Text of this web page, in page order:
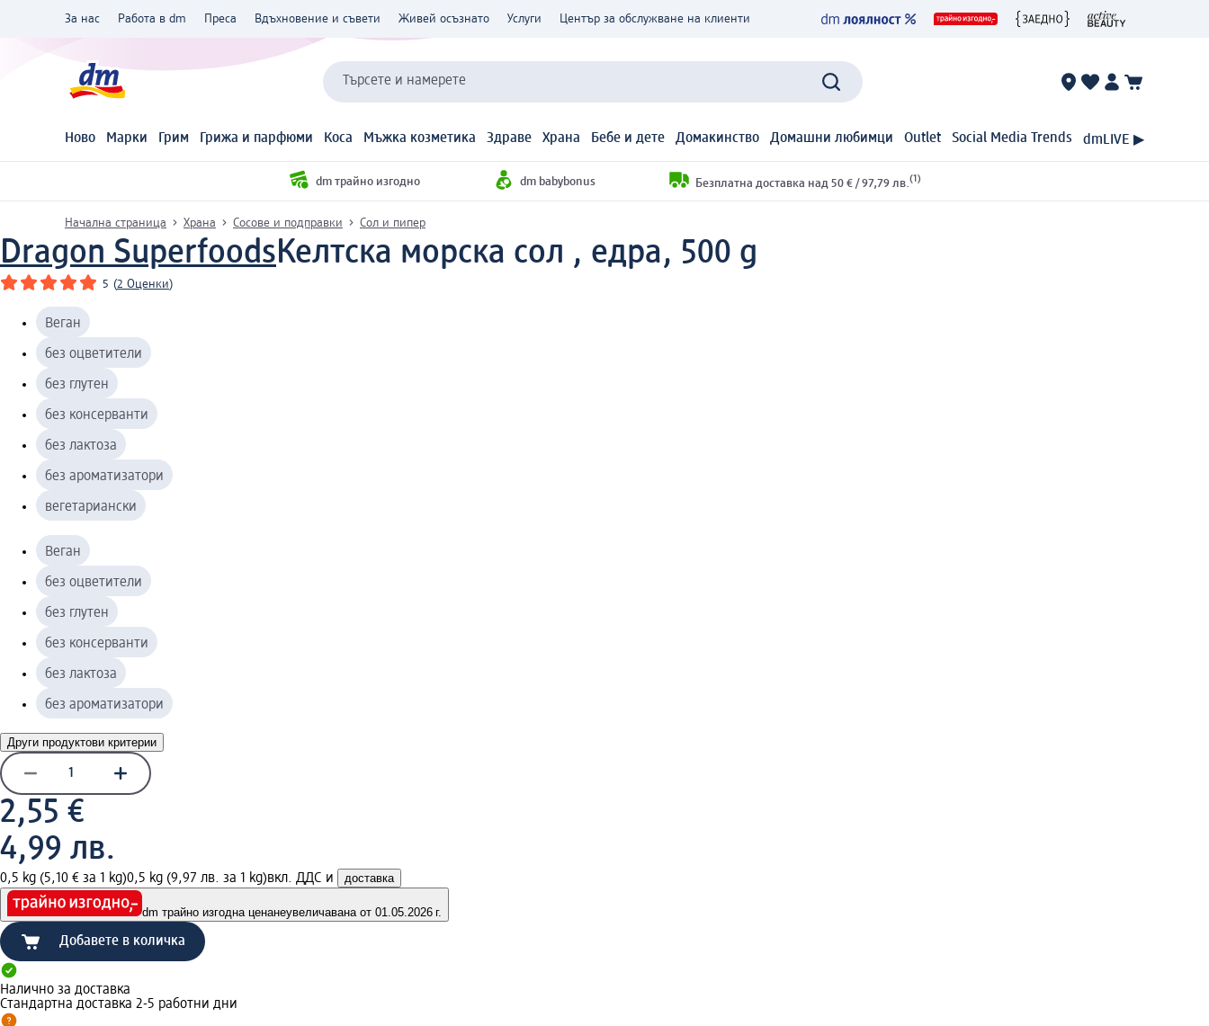
За нас Работа в dm Преса Вдъхновение и съвети Живей осъзнато Услуги Център за обслужване на клиенти
Търсете и намерете
Ново Марки Грим Грижа и парфюми Коса Мъжка козметика Здраве Храна Бебе и дете Домакинство Домашни любимци Outlet Social Media Trends dmLIVE ▶
dm трайно изгодно dm babybonus Безплатна доставка над 50 € / 97,79 лв. (1)
Начална страница Храна Сосове и подправки Сол и пипер
Dragon SuperfoodsКелтска морска сол , едра, 500 g
5 (2 Оценки)
Веган
без оцветители
без глутен
без консерванти
без лактоза
без ароматизатори
вегетариански
Веган
без оцветители
без глутен
без консерванти
без лактоза
без ароматизатори
Други продуктови критерии
2,55 €
4,99 лв.
0,5 kg (5,10 € за 1 kg)0,5 kg (9,97 лв. за 1 kg)вкл. ДДС и доставка
dm трайно изгодна ценанеувеличавана от 01.05.2026 г.
Добавете в количка
Налично за доставка
Стандартна доставка 2-5 работни дни